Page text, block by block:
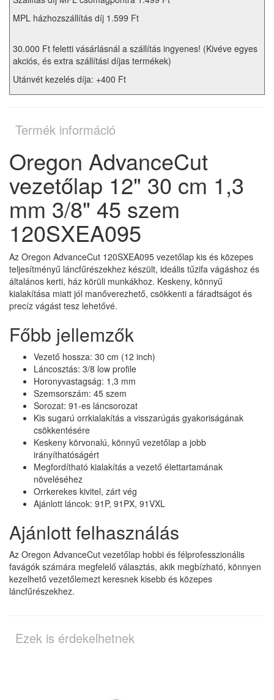
MPL házhozszállítás díj 1.599 Ft
30.000 Ft feletti vásárlásnál a szállítás ingyenes! (Kivéve egyes
akciós, és extra szállítási díjas termékek)
Utánvét kezelés díja: +400 Ft
Termék információ
Oregon AdvanceCut
vezetőlap 12" 30 cm 1,3
mm 3/8" 45 szem
120SXEA095
Az Oregon AdvanceCut 120SXEA095 vezetőlap kis és közepes
teljesítményű láncfűrészekhez készült, ideális tűzifa vágáshoz és
általános kerti, ház körüli munkákhoz. Keskeny, könnyű
kialakítása miatt jól manőverezhető, csökkenti a fáradtságot és
precíz vágást tesz lehetővé.
Főbb jellemzők
Vezető hossza: 30 cm (12 inch)
Láncosztás: 3/8 low profile
Horonyvastagság: 1,3 mm
Szemsorszám: 45 szem
Sorozat: 91-es láncsorozat
Kis sugarú orrkialakítás a visszarúgás gyakoriságának
csökkentésére
Keskeny körvonalú, könnyű vezetőlap a jobb
irányíthatóságért
Megfordítható kialakítás a vezető élettartamának
növeléséhez
Orrkerekes kivitel, zárt vég
Ajánlott láncok: 91P, 91PX, 91VXL
Ajánlott felhasználás
Az Oregon AdvanceCut vezetőlap hobbi és félprofesszionális
favágók számára megfelelő választás, akik megbízható, könnyen
kezelhető vezetőlemezt keresnek kisebb és közepes
láncfűrészekhez.
Ezek is érdekelhetnek